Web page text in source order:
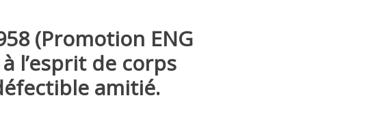
(Promotion ENG
l’esprit de corps
amitié.